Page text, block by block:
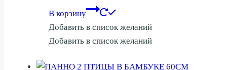
В корзину
Добавить в список желаний
Добавить в список желаний